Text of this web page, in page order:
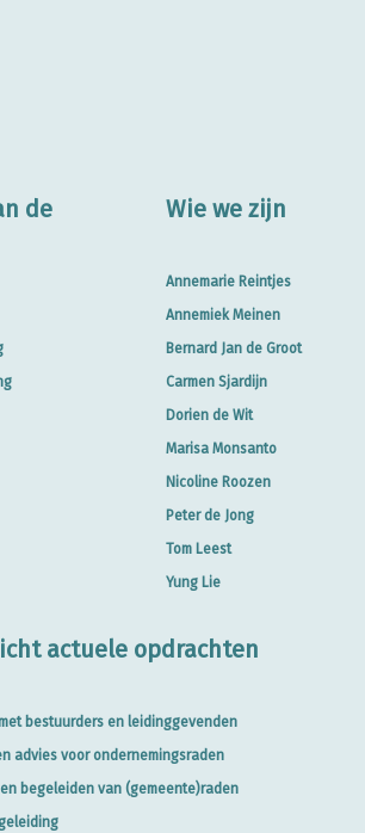
de
Wie we zijn
Annemarie Reintjes
Annemiek Meinen
Bernard Jan de Groot
Carmen Sjardijn
Dorien de Wit
Marisa Monsanto
Nicoline Roozen
Peter de Jong
Tom Leest
Yung Lie
actuele opdrachten
bestuurders en leidinggevenden
advies voor ondernemingsraden
begeleiden van (gemeente)raden